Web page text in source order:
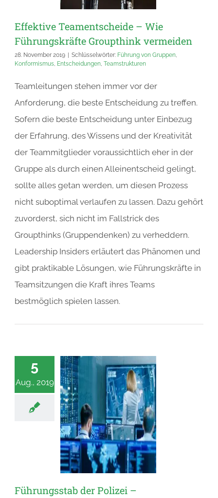
Effektive Teamentscheide – Wie
Führungskräfte Groupthink vermeiden
28. November 2019 Schlüsselwörter: Führung von Gruppen,
Konformismus, Entscheidungen, Teamstrukturen
Teamleitungen stehen immer vor der
Anforderung, die beste Entscheidung zu treffen.
Sofern die beste Entscheidung unter Einbezug
der Erfahrung, des Wissens und der Kreativität
der Teammitglieder voraussichtlich eher in der
Gruppe als durch einen Alleinentscheid gelingt,
sollte alles getan werden, um diesen Prozess
nicht suboptimal verlaufen zu lassen. Dazu gehört
zuvorderst, sich nicht im Fallstrick des
Groupthinks (Gruppendenken) zu verheddern.
Leadership Insiders erläutert das Phänomen und
gibt praktikable Lösungen, wie Führungskräfte in
Teamsitzungen die Kraft ihres Teams
bestmöglich spielen lassen.
5
Aug., 2019
Führungsstab der Polizei –